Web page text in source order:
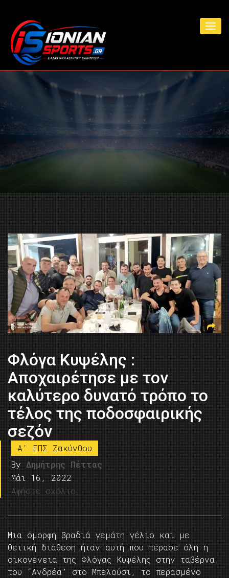
Φλόγα Κυψέλης :
Αποχαιρέτησε με τον
καλύτερο δυνατό τρόπο το
τέλος της ποδοσφαιρικής
σεζόν
A' ΕΠΣ Ζακύνθου
By Δημήτρης Πέττας
Μάι 16, 2022
Αφήστε σχόλιο
Μια όμορφη βραδιά γεμάτη γέλιο και με
θετική διάθεση ήταν αυτή που πέρασε όλη η
οικογένεια της Φλόγας Κυψέλης στην ταβέρνα
του “Ανδρέα’ στο Μπελούσι, το περασμένο